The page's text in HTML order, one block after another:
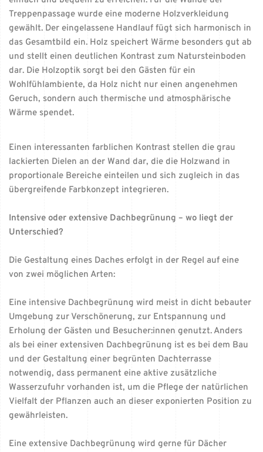
Treppenpassage wurde eine moderne Holzverkleidung
gewählt. Der eingelassene Handlauf fügt sich harmonisch in
das Gesamtbild ein. Holz speichert Wärme besonders gut ab
und stellt einen deutlichen Kontrast zum Natursteinboden
dar. Die Holzoptik sorgt bei den Gästen für ein
Wohlfühlambiente, da Holz nicht nur einen angenehmen
Geruch, sondern auch thermische und atmosphärische
Wärme spendet.
Einen interessanten farblichen Kontrast stellen die grau
lackierten Dielen an der Wand dar, die die Holzwand in
proportionale Bereiche einteilen und sich zugleich in das
übergreifende Farbkonzept integrieren.
Intensive oder extensive Dachbegrünung – wo liegt der
Unterschied?
Die Gestaltung eines Daches erfolgt in der Regel auf eine
von zwei möglichen Arten:
Eine intensive Dachbegrünung wird meist in dicht bebauter
Umgebung zur Verschönerung, zur Entspannung und
Erholung der Gästen und Besucher:innen genutzt. Anders
als bei einer extensiven Dachbegrünung ist es bei dem Bau
und der Gestaltung einer begrünten Dachterrasse
notwendig, dass permanent eine aktive zusätzliche
Wasserzufuhr vorhanden ist, um die Pflege der natürlichen
Vielfalt der Pflanzen auch an dieser exponierten Position zu
gewährleisten.
Eine extensive Dachbegrünung wird gerne für Dächer